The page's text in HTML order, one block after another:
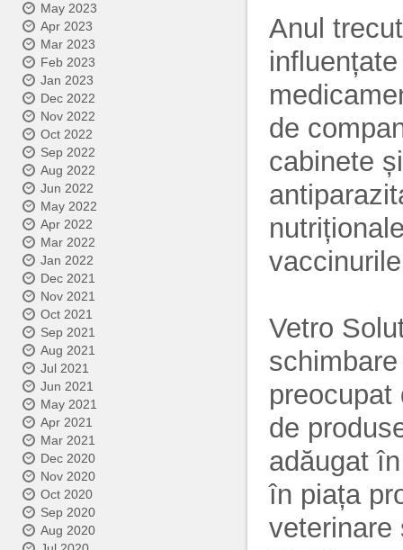
May 2023
Apr 2023
Mar 2023
Feb 2023
Jan 2023
Dec 2022
Nov 2022
Oct 2022
Sep 2022
Aug 2022
Jun 2022
May 2022
Apr 2022
Mar 2022
Jan 2022
Dec 2021
Nov 2021
Oct 2021
Sep 2021
Aug 2021
Jul 2021
Jun 2021
May 2021
Apr 2021
Mar 2021
Dec 2020
Nov 2020
Oct 2020
Sep 2020
Aug 2020
Anul
de
cabinete
Vetro
preocupat
de
adăugat
în piața
veterinare